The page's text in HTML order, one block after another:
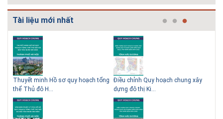
# 05.04.2025 | 17:16
Tuyển sinh 2025, Khoa kỹ thuật hạ tầng và môi trường đô thị
- Đại học Kiến trúc...
Thông tin tuyển sinh đại học 2025 Khoa kỹ thuật hạ tầng và môi trường
đô thị - Đại học Kiến trúc Hà Nội Tuyển sinh đại học với 280 chỉ tiêu, thời
gian đào tạo 4,5 năm
Tài liệu mới nhất
Thuyết minh Hồ sơ quy hoạch tổng
thể Thủ đô H...
Điều chỉnh Quy hoạch chung xây
dựng đô thị Ki...